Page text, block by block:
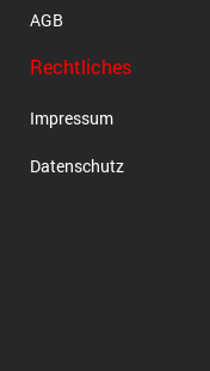
AGB
Rechtliches
Impressum
Datenschutz